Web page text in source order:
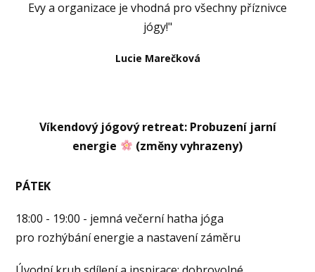
Evy a organizace je vhodná pro všechny příznivce
jógy!"
Lucie Marečková
Víkendový jógový retreat: Probuzení jarní
energie
(změny vyhrazeny)
PÁTEK
18:00 - 19:00 - jemná večerní hatha jóga
pro rozhýbání energie a nastavení záměru